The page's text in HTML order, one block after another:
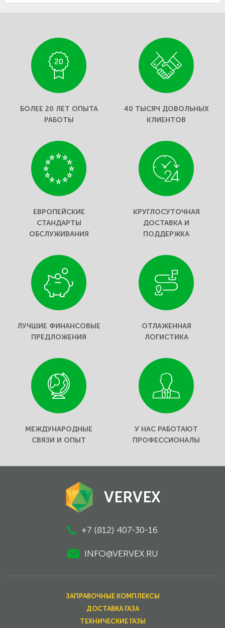
БОЛЕЕ 20 ЛЕТ ОПЫТА
РАБОТЫ
40 ТЫСЯЧ ДОВОЛЬНЫХ
КЛИЕНТОВ
ЕВРОПЕЙСКИЕ
СТАНДАРТЫ
ОБСЛУЖИВАНИЯ
КРУГЛОСУТОЧНАЯ
ДОСТАВКА И
ПОДДЕРЖКА
ЛУЧШИЕ ФИНАНСОВЫЕ
ПРЕДЛОЖЕНИЯ
ОТЛАЖЕННАЯ
ЛОГИСТИКА
МЕЖДУНАРОДНЫЕ
СВЯЗИ И ОПЫТ
У НАС РАБОТАЮТ
ПРОФЕССИОНАЛЫ
VERVEX
+7 (812) 407-30-16
INFO@VERVEX.RU
ЗАПРАВОЧНЫЕ КОМПЛЕКСЫ
ДОСТАВКА ГАЗА
ТЕХНИЧЕСКИЕ ГАЗЫ